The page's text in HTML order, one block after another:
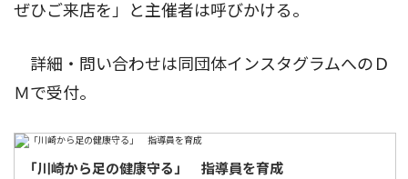
ぜひご来店を」と主催者は呼びかける。
詳細・問い合わせは同団体インスタグラムへのＤ
Ｍで受付。
「川崎から足の健康守る」 指導員を育成